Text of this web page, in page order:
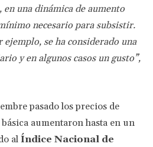
en una dinámica de aumento
necesario para subsistir.
se ha considerado una
y en algunos casos un gusto”,
pasado los precios de
aumentaron hasta en un
al Índice Nacional de